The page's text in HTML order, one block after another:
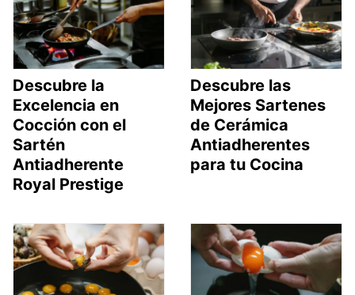
Descubre la
Excelencia en
Cocción con el
Sartén
Antiadherente
Royal Prestige
Descubre las
Mejores Sartenes
de Cerámica
Antiadherentes
para tu Cocina